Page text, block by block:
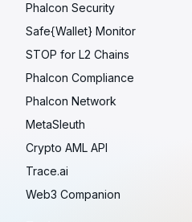
Phalcon Security
Safe{Wallet} Monitor
STOP for L2 Chains
Phalcon Compliance
Phalcon Network
MetaSleuth
Crypto AML API
Trace.ai
Web3 Companion